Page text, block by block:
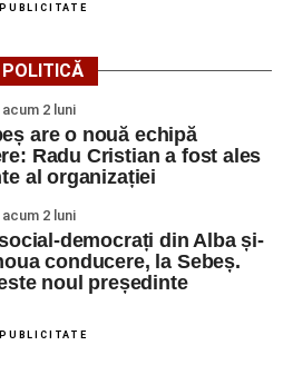
pe timpul nopții, în contextul
al Guvernului Bolojan
2026, Râpa Roșie găzduiește
a concursului „CicloAventurier
cadrul String Symphonic Camp
și aplauze la Sebeș
PUBLICITATE
POLITICĂ
acum 2 luni
are o nouă echipă
Radu Cristian a fost ales
al organizației
acum 2 luni
democrați din Alba și-
conducere, la Sebeș.
noul președinte
PUBLICITATE